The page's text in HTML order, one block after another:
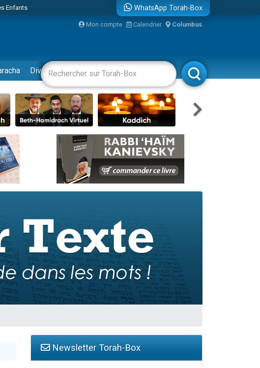
Enfants
insalubre
de violences...
WhatsApp Torah-Box
Mon compte Calendrier Columbus
Divertissements Livres Rabbanim
Newsletter Torah-Box